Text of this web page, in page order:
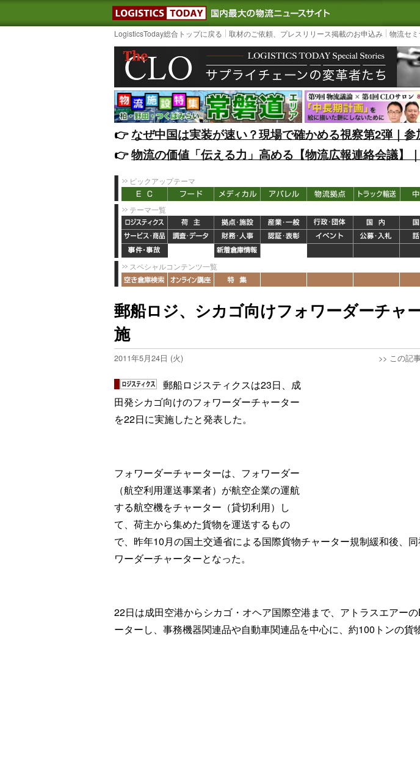
LOGISTICS TODAY｜国内最大の物流ニュースサ
3PL,
LogisticsToday総合トップに戻る 取材のご依頼、プレスリリース掲載のお申込み 物流セ
👉️なぜ中国は実装が速い？現場で確かめる視察第2弾｜参
👉️物流の価値「伝える力」高める【物流広報連絡会議】
ピックアップテーマ
テーマ一覧
スペシャルコンテンツ一覧
郵船ロジ、シカゴ向けフォワーダーチャ
施
2011年5月24日 (火) >> この記
郵船ロジスティクスは23日、成
田発シカゴ向けのフォワーダーチャーター
を22日に実施したと発表した。
フォワーダーチャーターは、フォワーダー
（航空利用運送事業者）が航空企業の運航
する航空機をチャーター（貸切利用）し
て、荷主から集めた貨物を運送するもの
で、昨年10月の国土交通省による国際貨物チャーター規制緩和後、
ワーダーチャーターとなった。
22日は成田空港からシカゴ・オヘア国際空港まで、アトラスエアー
ーターし、事務機器関連品や自動車関連品を中心に、約100トンの貨